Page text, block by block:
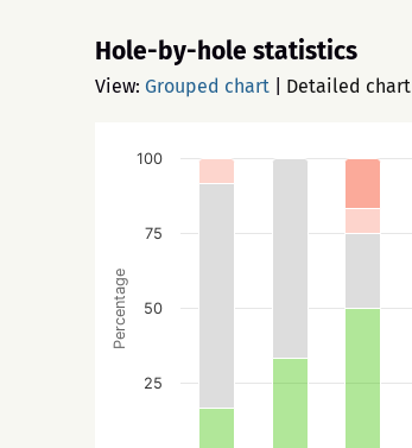
Hole-by-hole statistics
View: Grouped chart Detailed chart
Percentage
25
50
75
100